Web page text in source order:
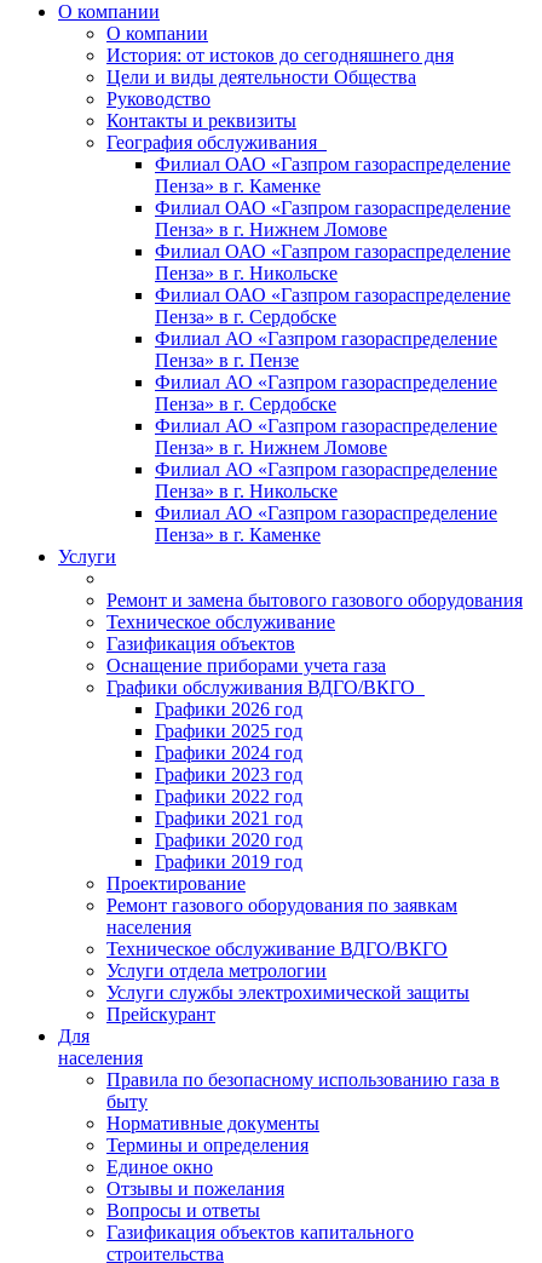
О компании
О компании
История: от истоков до сегодняшнего дня
Цели и виды деятельности Общества
Руководство
Контакты и реквизиты
География обслуживания
Филиал ОАО «Газпром газораспределение
Пенза» в г. Каменке
Филиал ОАО «Газпром газораспределение
Пенза» в г. Нижнем Ломове
Филиал ОАО «Газпром газораспределение
Пенза» в г. Никольске
Филиал ОАО «Газпром газораспределение
Пенза» в г. Сердобске
Филиал АО «Газпром газораспределение
Пенза» в г. Пензе
Филиал АО «Газпром газораспределение
Пенза» в г. Сердобске
Филиал АО «Газпром газораспределение
Пенза» в г. Нижнем Ломове
Филиал АО «Газпром газораспределение
Пенза» в г. Никольске
Филиал АО «Газпром газораспределение
Пенза» в г. Каменке
Услуги
Ремонт и замена бытового газового оборудования
Техническое обслуживание
Газификация объектов
Оснащение приборами учета газа
Графики обслуживания ВДГО/ВКГО
Графики 2026 год
Графики 2025 год
Графики 2024 год
Графики 2023 год
Графики 2022 год
Графики 2021 год
Графики 2020 год
Графики 2019 год
Проектирование
Ремонт газового оборудования по заявкам
населения
Техническое обслуживание ВДГО/ВКГО
Услуги отдела метрологии
Услуги службы электрохимической защиты
Прейскурант
Для
населения
Правила по безопасному использованию газа в
быту
Нормативные документы
Термины и определения
Единое окно
Отзывы и пожелания
Вопросы и ответы
Газификация объектов капитального
строительства